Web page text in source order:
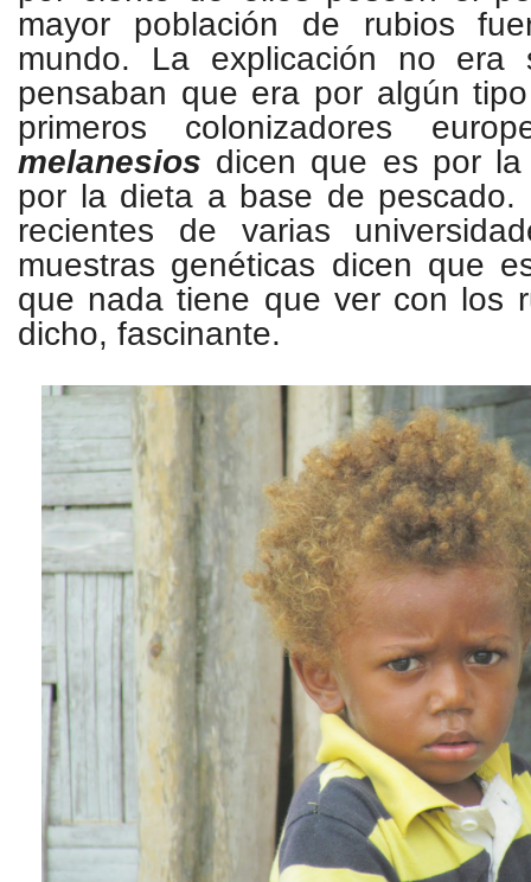
mayor población de rubios
mundo. La explicación no era
pensaban que era por algún
primeros colonizadores
melanesios dicen que es por
por la dieta a base de pescado.
recientes de varias
muestras genéticas dicen que
que nada tiene que ver con los
dicho, fascinante.